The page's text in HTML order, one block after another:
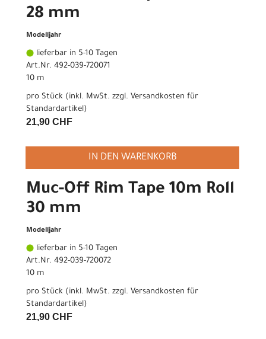
28 mm
Modelljahr
lieferbar in 5-10 Tagen
Art.Nr. 492-039-720071
10 m
pro Stück (inkl. MwSt. zzgl. Versandkosten für
Standardartikel)
21,90 CHF
IN DEN WARENKORB
Muc-Off Rim Tape 10m Roll
30 mm
Modelljahr
lieferbar in 5-10 Tagen
Art.Nr. 492-039-720072
10 m
pro Stück (inkl. MwSt. zzgl. Versandkosten für
Standardartikel)
21,90 CHF